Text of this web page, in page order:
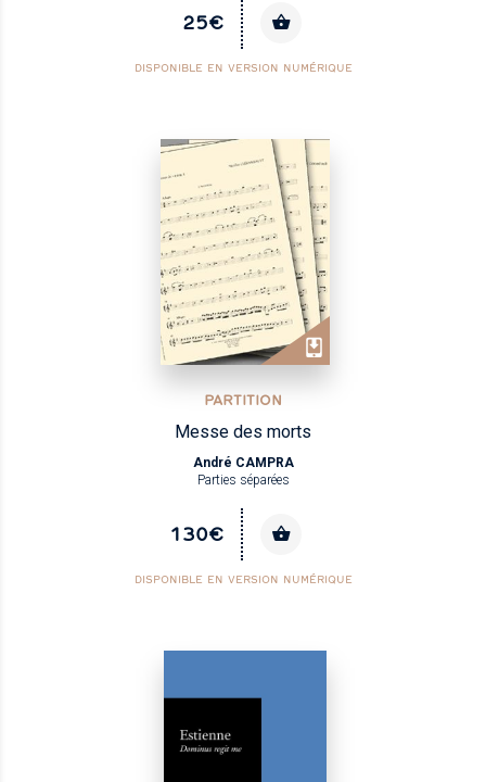
25€
DISPONIBLE EN VERSION NUMÉRIQUE
PARTITION
Messe des morts
André CAMPRA
Parties séparées
130€
DISPONIBLE EN VERSION NUMÉRIQUE